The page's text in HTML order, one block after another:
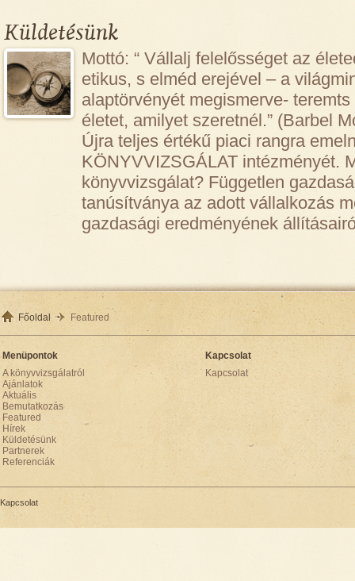
Küldetésünk
Mottó: “ Vállalj felelősséget az
etikus, s elméd erejével – a
alaptörvényét megismerve-
életet, amilyet szeretnél.” (Barbel
Újra teljes értékű piaci rangra
KÖNYVVIZSGÁLAT intézményét.
könyvvizsgálat? Független
tanúsítványa az adott vállalkozás
gazdasági eredményének
Főoldal Featured
Menüpontok
A könyvvizsgálatról
Ajánlatok
Aktuális
Bemutatkozás
Featured
Hírek
Küldetésünk
Partnerek
Referenciák
Kapcsolat
Kapcsolat
Kapcsolat